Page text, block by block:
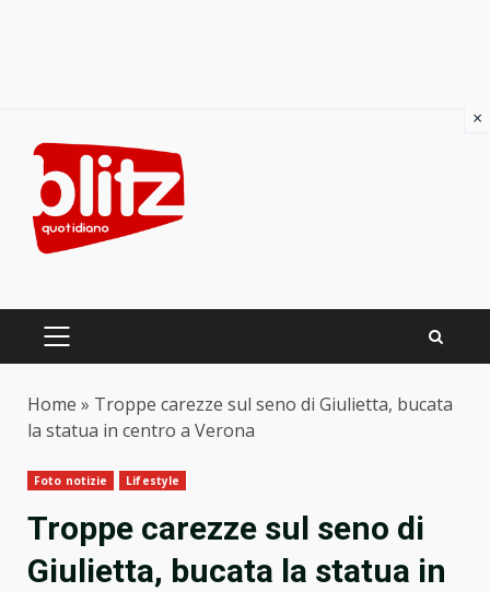
content
PRIMARY
Home » Troppe carezze sul seno di Giulietta, bucata
la statua in centro a Verona
Foto notizie Lifestyle
Troppe carezze sul seno di
Giulietta, bucata la statua in
×